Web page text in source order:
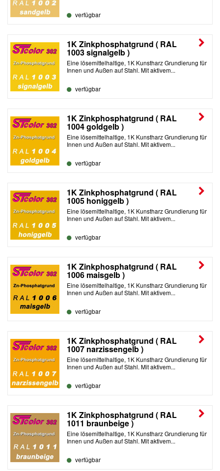
verfügbar
1K Zinkphosphatgrund ( RAL
1003 signalgelb )
Eine lösemittelhaltige, 1K Kunstharz Grundierung für
Innen und Außen auf Stahl. Mit aktivem...
verfügbar
1K Zinkphosphatgrund ( RAL
1004 goldgelb )
Eine lösemittelhaltige, 1K Kunstharz Grundierung für
Innen und Außen auf Stahl. Mit aktivem...
verfügbar
1K Zinkphosphatgrund ( RAL
1005 honiggelb )
Eine lösemittelhaltige, 1K Kunstharz Grundierung für
Innen und Außen auf Stahl. Mit aktivem...
verfügbar
1K Zinkphosphatgrund ( RAL
1006 maisgelb )
Eine lösemittelhaltige, 1K Kunstharz Grundierung für
Innen und Außen auf Stahl. Mit aktivem...
verfügbar
1K Zinkphosphatgrund ( RAL
1007 narzissengelb )
Eine lösemittelhaltige, 1K Kunstharz Grundierung für
Innen und Außen auf Stahl. Mit aktivem...
verfügbar
1K Zinkphosphatgrund ( RAL
1011 braunbeige )
Eine lösemittelhaltige, 1K Kunstharz Grundierung für
Innen und Außen auf Stahl. Mit aktivem...
verfügbar